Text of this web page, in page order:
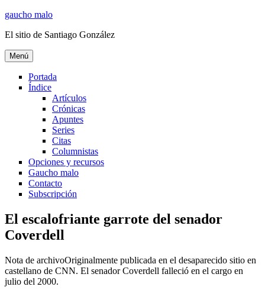
Ir
contenido
gaucho malo
El sitio de Santiago González
Menú
Portada
Índice
Artículos
Crónicas
Apuntes
Series
Citas
Columnistas
Opciones y recursos
Gaucho malo
Contacto
Subscripción
El escalofriante garrote del senador
Coverdell
Nota de archivoOriginalmente publicada en el desaparecido sitio en
castellano de CNN. El senador Coverdell falleció en el cargo en
julio del 2000.